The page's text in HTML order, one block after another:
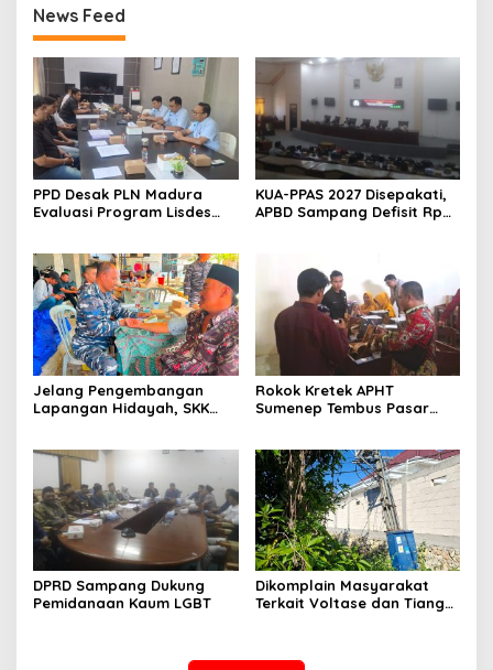
News Feed
PPD Desak PLN Madura
Evaluasi Program Lisdes
KUA-PPAS 2027 Disepakati,
APBD Sampang Defisit Rp
Jelang Pengembangan
Lapangan Hidayah, SKK
Nelayan Sampang
Rokok Kretek APHT
Sumenep Tembus Pasar
DPRD Sampang Dukung
Pemidanaan Kaum LGBT
Dikomplain Masyarakat
Terkait Voltase dan Tiang